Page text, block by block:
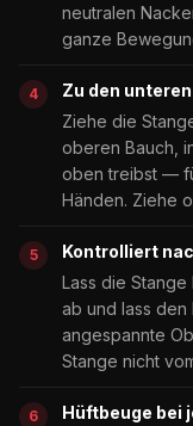
neutralen
ganze
Zu den
Ziehe die
oberen Bauch,
oben treibst —
Händen. Ziehe
Kontrolliert
Lass die
ab und lass den
angespannte
Stange nicht
Hüftbeuge bei